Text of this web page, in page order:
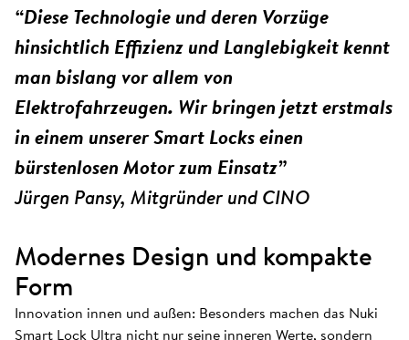
“Diese Technologie und deren Vorzüge
hinsichtlich Effizienz und Langlebigkeit kennt
man bislang vor allem von
Elektrofahrzeugen. Wir bringen jetzt erstmals
in einem unserer Smart Locks einen
bürstenlosen Motor zum Einsatz”
Jürgen Pansy, Mitgründer und CINO
Modernes Design und kompakte
Form
Innovation innen und außen: Besonders machen das Nuki
Smart Lock Ultra nicht nur seine inneren Werte, sondern